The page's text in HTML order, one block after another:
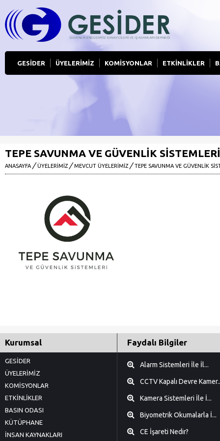
GESİDER ÜYELERİMİZ KOMİSYONLAR ETKİNLİKLER
TEPE SAVUNMA VE GÜVENLIK SISTEMLERI
ANASAYFA / ÜYELERİMİZ / MEVCUT ÜYELERIMIZ / TEPE SAVUNMA VE GÜVENLIK
Kurumsal Faydalı Bilgiler
GESİDER
ÜYELERİMİZ
KOMİSYONLAR
ETKİNLİKLER
BASIN ODASI
KÜTÜPHANE
İNSAN KAYNAKLARI
Alarm Sistemleri İle İl...
CCTV Kapalı Devre
Kamera Sistemleri İle İ...
Biyometrik Okumalarla İ...
CE İşareti Nedir?